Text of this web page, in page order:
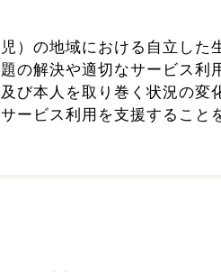
）の地域における自立した
の解決や適切なサービス利
び本人を取り巻く状況の変
ービス利用を支援すること